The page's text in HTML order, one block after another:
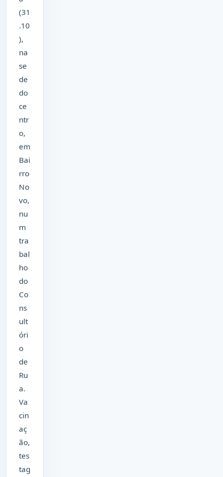
(31
.10
),
na
se
de
do
ce
ntr
o,
em
Bai
rro
No
vo,
nu
m
tra
bal
ho
do
Co
ns
ult
óri
o
de
Ru
a.
Va
cin
aç
ão,
tes
tag